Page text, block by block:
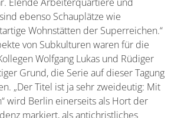
ebenso Schauplätze wie
Wohnstätten der Superreichen.“
von Subkulturen waren für die
Wolfgang Lukas und Rüdiger
Grund, die Serie auf dieser Tagung
„Der Titel ist ja sehr zweideutig: Mit
wird Berlin einerseits als Hort der
markiert, als antichristliches